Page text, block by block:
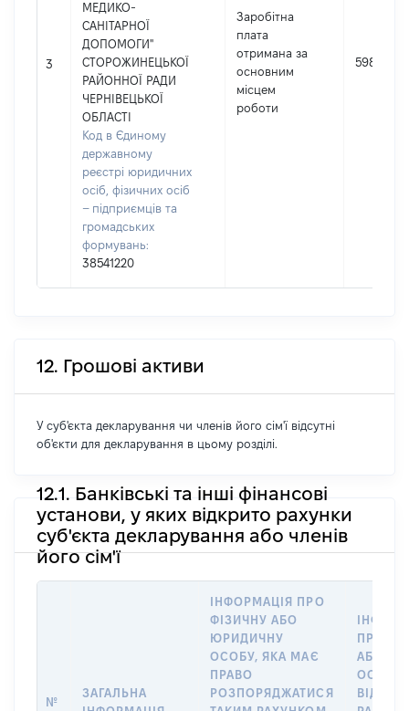
3
МЕДИКО-
САНІТАРНОЇ
ДОПОМОГИ"
СТОРОЖИНЕЦЬКОЇ
РАЙОННОЇ РАДИ
ЧЕРНІВЕЦЬКОЇ
ОБЛАСТІ
Код в Єдиному
державному
реєстрі юридичних
осіб, фізичних осіб
– підприємців та
громадських
формувань:
38541220
Заробітна
плата
отримана за
основним
місцем
роботи
598495
12. Грошові активи
У суб'єкта декларування чи членів його сім'ї відсутні
об'єкти для декларування в цьому розділі.
12.1. Банківські та інші фінансові
установи, у яких відкрито рахунки
суб'єкта декларування або членів
його сім'ї
№
ЗАГАЛЬНА
ІНФОРМАЦІЯ ПРО
ФІЗИЧНУ АБО
ЮРИДИЧНУ
ОСОБУ, ЯКА МАЄ
ПРАВО
РОЗПОРЯДЖАТИСЯ
ПРО
АБО
ОСОБУ,